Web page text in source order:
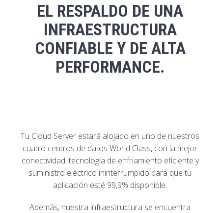
EL RESPALDO DE UNA
INFRAESTRUCTURA
CONFIABLE Y DE ALTA
PERFORMANCE.
Tu Cloud Server estará alojado en uno de nuestros
cuatro centros de datos World Class, con la mejor
conectividad, tecnología de enfriamiento eficiente y
suministro eléctrico ininterrumpido para que tu
aplicación esté 99,9% disponible.
Además, nuestra infraestructura se encuentra